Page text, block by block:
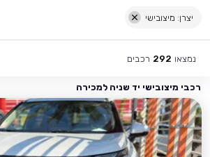
יצרן: מיצובישי
נמצאו 292 רכבים
רכבי מיצובישי יד שניה למכירה